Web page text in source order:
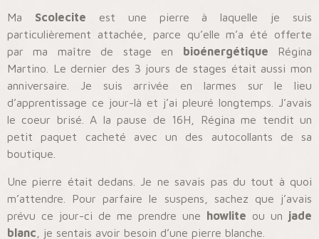
Ma Scolecite est une pierre à laquelle je suis
particulièrement attachée, parce qu’elle m’a été offerte
par ma maître de stage en
bioénergétique Régina
Martino. Le dernier des 3 jours de stages était aussi mon
anniversaire. Je suis arrivée en larmes sur le lieu
d’apprentissage ce jour-là et j’ai pleuré longtemps. J’avais
le coeur brisé. A la pause de 16H, Régina me tendit un
petit paquet cacheté avec un des autocollants de sa
boutique.
Une pierre était dedans. Je ne savais pas du tout à quoi
m’attendre. Pour parfaire le suspens, sachez que j’avais
prévu ce jour-ci de me prendre une howlite ou un jade
blanc , je sentais avoir besoin d’une pierre blanche.